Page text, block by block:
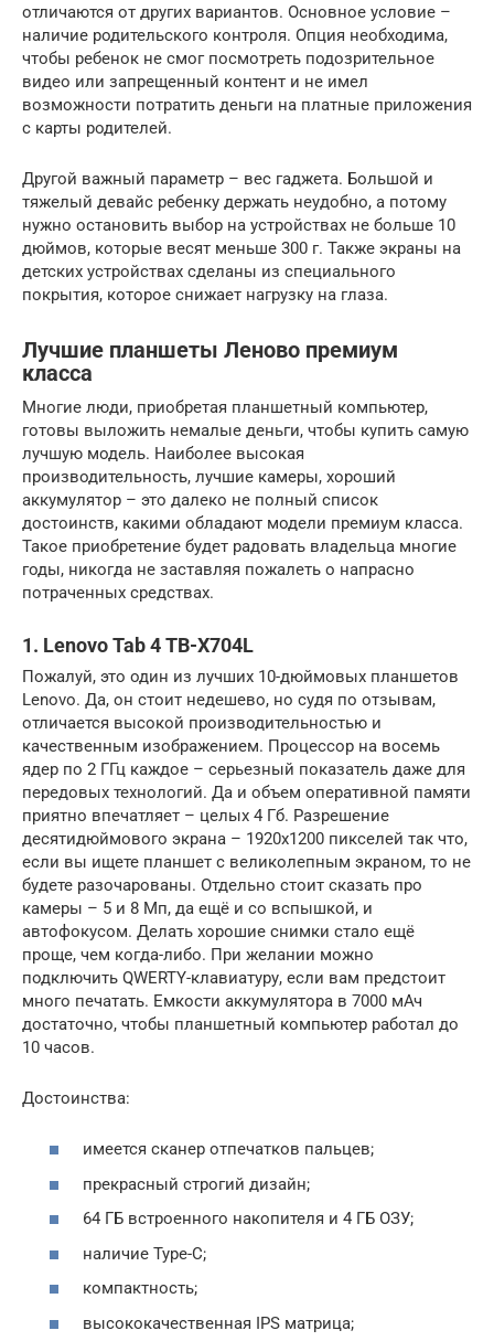
отличаются от других вариантов. Основное условие –
наличие родительского контроля. Опция необходима,
чтобы ребенок не смог посмотреть подозрительное
видео или запрещенный контент и не имел
возможности потратить деньги на платные приложения
с карты родителей.
Другой важный параметр – вес гаджета. Большой и
тяжелый девайс ребенку держать неудобно, а потому
нужно остановить выбор на устройствах не больше 10
дюймов, которые весят меньше 300 г. Также экраны на
детских устройствах сделаны из специального
покрытия, которое снижает нагрузку на глаза.
Лучшие планшеты Леново премиум
класса
Многие люди, приобретая планшетный компьютер,
готовы выложить немалые деньги, чтобы купить самую
лучшую модель. Наиболее высокая
производительность, лучшие камеры, хороший
аккумулятор – это далеко не полный список
достоинств, какими обладают модели премиум класса.
Такое приобретение будет радовать владельца многие
годы, никогда не заставляя пожалеть о напрасно
потраченных средствах.
1. Lenovo Tab 4 TB-X704L
Пожалуй, это один из лучших 10-дюймовых планшетов
Lenovo. Да, он стоит недешево, но судя по отзывам,
отличается высокой производительностью и
качественным изображением. Процессор на восемь
ядер по 2 ГГц каждое – серьезный показатель даже для
передовых технологий. Да и объем оперативной памяти
приятно впечатляет – целых 4 Гб. Разрешение
десятидюймового экрана – 1920х1200 пикселей так что,
если вы ищете планшет с великолепным экраном, то не
будете разочарованы. Отдельно стоит сказать про
камеры – 5 и 8 Мп, да ещё и со вспышкой, и
автофокусом. Делать хорошие снимки стало ещё
проще, чем когда-либо. При желании можно
подключить QWERTY-клавиатуру, если вам предстоит
много печатать. Емкости аккумулятора в 7000 мАч
достаточно, чтобы планшетный компьютер работал до
10 часов.
Достоинства:
имеется сканер отпечатков пальцев;
прекрасный строгий дизайн;
64 ГБ встроенного накопителя и 4 ГБ ОЗУ;
наличие Type-C;
компактность;
высококачественная IPS матрица;